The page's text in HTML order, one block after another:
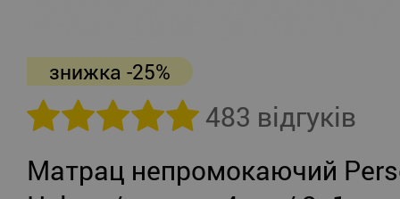
знижка -25%
483 відгуків
Матрац непромокаючий